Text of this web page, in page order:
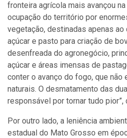
fronteira agrícola mais avançou
ocupação do território por
vegetação, destinadas apenas ao
açúcar e pasto para criação de
desenfreada do agronegócio,
açúcar e áreas imensas de
conter o avanço do fogo, que não
naturais. O desmatamento das
responsável por tornar tudo pior”,
Por outro lado, a leniência
estadual do Mato Grosso em